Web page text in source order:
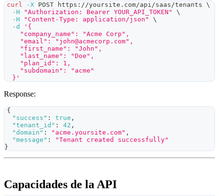
curl -X POST https://yoursite.com/api/saas/tenants \
-H
"Authorization: Bearer YOUR_API_TOKEN"
\
-H
"Content-Type: application/json"
\
-d
'{
    "company_name": "Acme Corp",
    "email": "
john@acmecorp.com",
    "first_name": "John",
    "last_name": "Doe",
    "plan_id": 1,
    "subdomain": "acme"
  }'
Response:
{
"success" : true ,
"tenant_id" : 42 ,
"domain" : "acme.yoursite.com" ,
"message" :
"Tenant created successfully"
}
Capacidades de la API